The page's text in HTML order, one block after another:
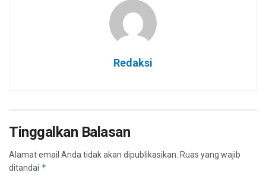
Redaksi
Tinggalkan Balasan
Alamat email Anda tidak akan dipublikasikan. Ruas yang wajib
ditandai *